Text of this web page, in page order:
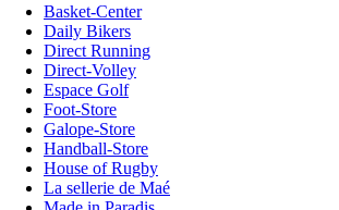
Basket-Center
Daily Bikers
Direct Running
Direct-Volley
Espace Golf
Foot-Store
Galope-Store
Handball-Store
House of Rugby
La sellerie de Maé